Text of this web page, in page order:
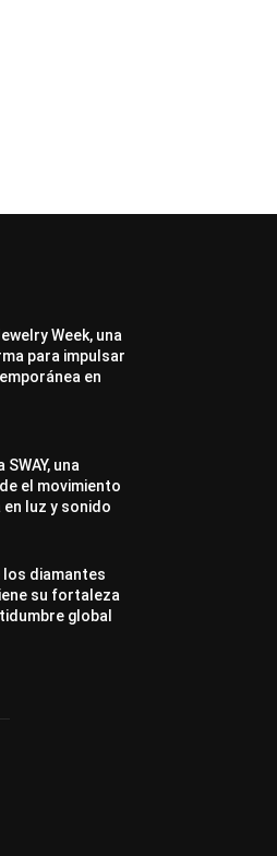
de Pedro Pérez
Mundo Técnico
Perspectiva
Sin categoría
Week, una
para impulsar
en
una
el movimiento
luz y sonido
los diamantes
su fortaleza
global